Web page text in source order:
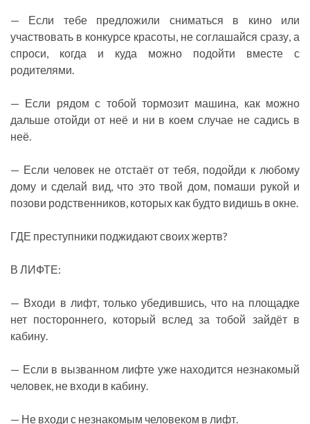
— Если тебе предложили сниматься в кино или
участвовать в конкурсе красоты, не соглашайся сразу, а
спроси, когда и куда можно подойти вместе с
родителями.
— Если рядом с тобой тормозит машина, как можно
дальше отойди от неё и ни в коем случае не садись в
неё.
— Если человек не отстаёт от тебя, подойди к любому
дому и сделай вид, что это твой дом, помаши рукой и
позови родственников, которых как будто видишь в окне.
ГДЕ преступники поджидают своих жертв?
В ЛИФТЕ:
— Входи в лифт, только убедившись, что на площадке
нет постороннего, который вслед за тобой зайдёт в
кабину.
— Если в вызванном лифте уже находится незнакомый
человек, не входи в кабину.
— Не входи с незнакомым человеком в лифт.